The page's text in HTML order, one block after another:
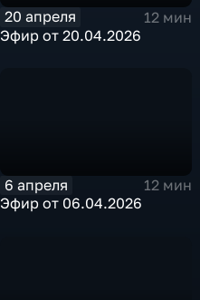
20 апреля
12 мин
Эфир от 20.04.2026
6 апреля
12 мин
Эфир от 06.04.2026